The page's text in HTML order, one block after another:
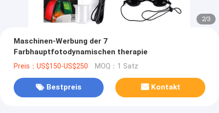
2/3
Maschinen-Werbung der 7
Farbhauptfotodynamischen therapie
Preis：US$150-US$250 MOQ：1 Satz
Bestpreis Kontakt